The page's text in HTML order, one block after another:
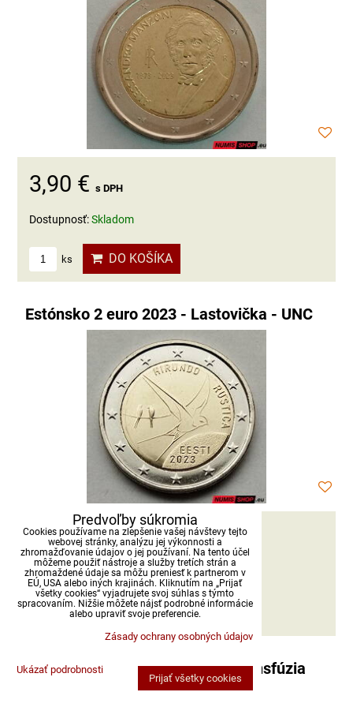
3,90 € s DPH
Dostupnosť:Skladom
ks DO KOŠÍKA
Estónsko 2 euro 2023 - Lastovička - UNC
3,90 €s DPH
Dostupnosť:Skladom
ks DO KOŠÍKA
Slovensko 2 euro 2023 - Prvá transfúzia
krvi - numizmatická obálka
Predvoľby súkromia
Cookies používame na zlepšenie vašej návštevy tejto
webovej stránky, analýzu jej výkonnosti a
zhromažďovanie údajov o jej používaní. Na tento účel
môžeme použiť nástroje a služby tretích strán a
zhromaždené údaje sa môžu preniesť k partnerom v
EÚ, USA alebo iných krajinách. Kliknutím na „Prijať
všetky cookies“ vyjadrujete svoj súhlas s týmto
spracovaním. Nižšie môžete nájsť podrobné informácie
alebo upraviť svoje preferencie.
Zásady ochrany osobných údajov
Ukázať podrobnosti
Prijať všetky cookies